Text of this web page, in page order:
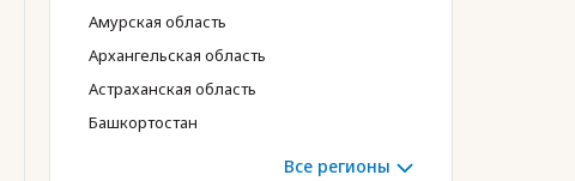
Амурская область
Архангельская область
Астраханская область
Башкортостан
Все регионы